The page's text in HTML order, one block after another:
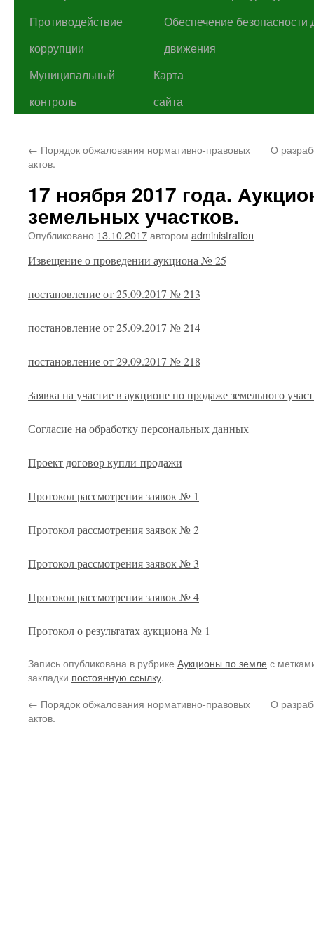
Противодействие
коррупции
Обеспечение безопасности
движения
Муниципальный
контроль
Карта
сайта
← Порядок обжалования нормативно-правовых
актов.
О
17 ноября 2017 года.
земельных участков.
Опубликовано 13.10.2017автором administration
Извещение о проведении аукциона № 25
постановление от 25.09.2017 № 213
постановление от 25.09.2017 № 214
постановление от 29.09.2017 № 218
Заявка на участие в аукционе по продаже земельного
Согласие на обработку персональных данных
Проект договор купли-продажи
Протокол рассмотрения заявок № 1
Протокол рассмотрения заявок № 2
Протокол рассмотрения заявок № 3
Протокол рассмотрения заявок № 4
Протокол о результатах аукциона № 1
Запись опубликована в рубрике Аукционы по земле с
закладки постоянную ссылку.
← Порядок обжалования нормативно-правовых
актов.
О